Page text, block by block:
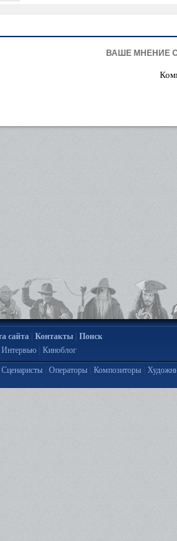
ВАШЕ МНЕНИЕ
сайта| Контакты| Поиск
Интервью| Киноблог
Сценаристы| Операторы| Композиторы|